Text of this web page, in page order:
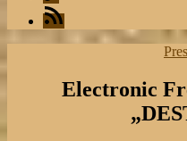
RSS
Electronic